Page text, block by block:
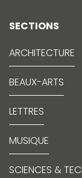
SECTIONS
ARCHITECTURE
BEAUX-ARTS
LETTRES
MUSIQUE
SCIENCES &